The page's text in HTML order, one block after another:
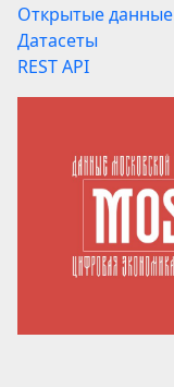
Открытые данные
Датасеты
REST API